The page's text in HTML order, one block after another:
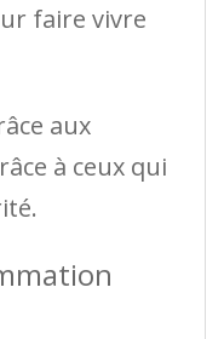
faire vivre
aux
à ceux qui